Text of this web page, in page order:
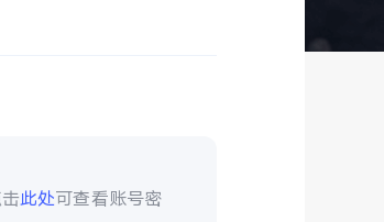
此处可查看账号密